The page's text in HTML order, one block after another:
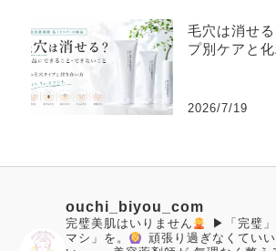
毛穴は消せ
プ別ケアと
2026/7/19
ouchi_biyou_com
完璧美肌はいりません
▶「完璧」
マシ」を。
頑張り過ぎなくてい